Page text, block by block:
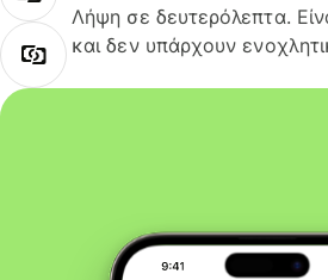
Λήψη σε δευτερόλεπτα.
και δεν υπάρχουν